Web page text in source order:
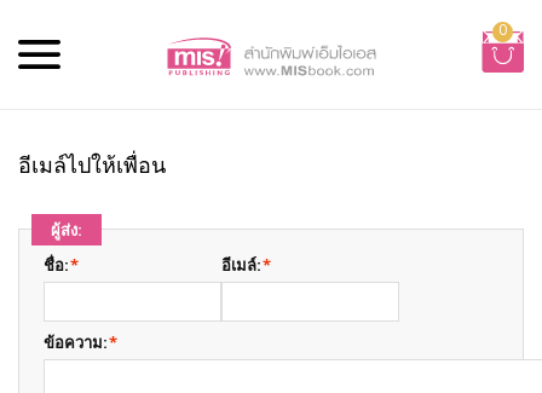
0
อีเมล์ไปให้เพื่อน
ผู้ส่ง:
*
ชื่อ: *
อีเมล์:
*
ข้อความ: